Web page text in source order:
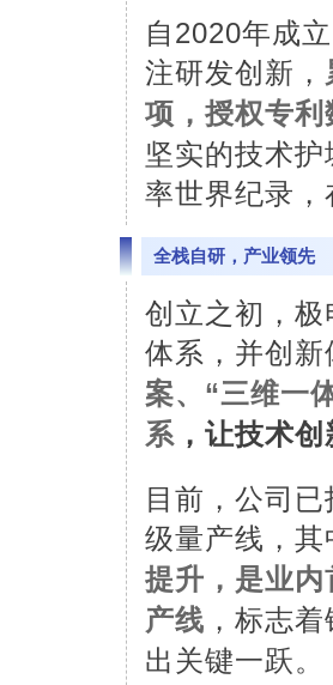
自 2020年成
注研发创新，
项，授权专
坚实的技术
率世界纪录
全栈自研，产业领先
创立之初，极
体系，并创
案、“三维一
系 ，让技术
目前，公司已
级量产线，其
提升，是业
产线 ，标志
出关键一跃。